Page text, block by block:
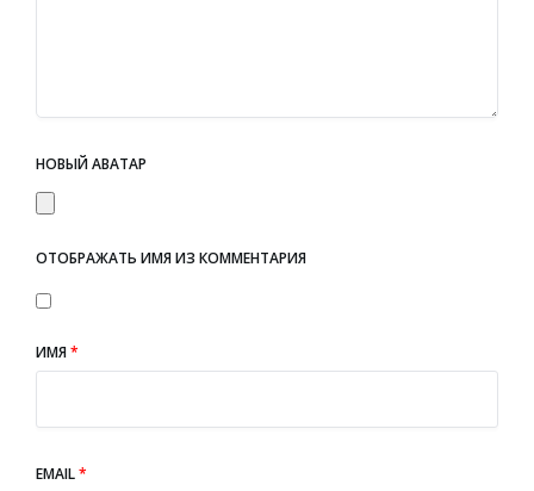
НОВЫЙ АВАТАР
ОТОБРАЖАТЬ ИМЯ ИЗ КОММЕНТАРИЯ
ИМЯ*
EMAIL*